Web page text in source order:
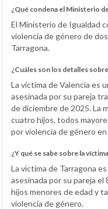
¿Qué condena el Ministerio
El Ministerio de Igualdad
violencia de género de
Tarragona.
¿Cuáles son los detalles
La víctima de Valencia es
asesinada por su pareja
de diciembre de 2025. La
cuatro hijos, todos
por violencia de género
¿Y qué se sabe sobre la
La víctima de Tarragona
asesinada por su pareja
hijos menores de edad y
violencia de género.